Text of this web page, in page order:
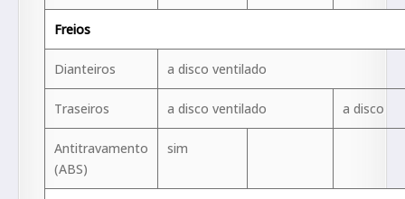
Freios
Dianteiros a disco ventilado
Traseiros a disco ventilado a disco
Antitravamento
(ABS)
sim